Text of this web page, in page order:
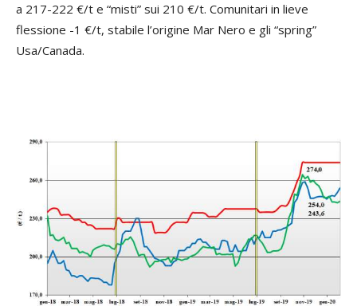
a 217-222 €/t e “misti” sui 210 €/t. Comunitari in lieve
flessione -1 €/t, stabile l’origine Mar Nero e gli “spring”
Usa/Canada.